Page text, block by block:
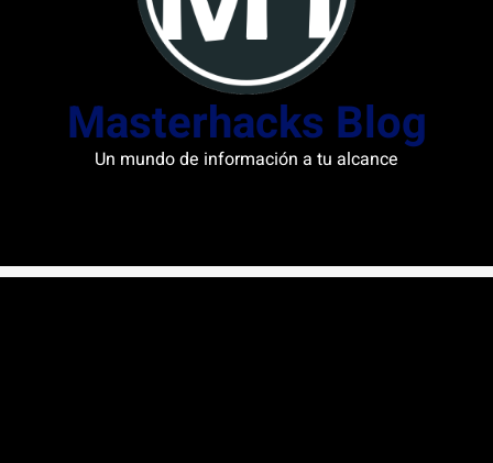
Masterhacks Blog
Un mundo de información a tu alcance